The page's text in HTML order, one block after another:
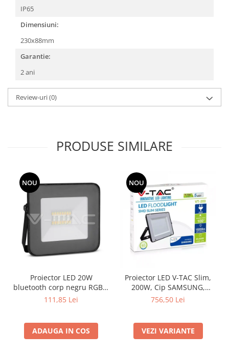
IP65
Dimensiuni:
230x88mm
Garantie:
2 ani
Review-uri(0)
PRODUSE SIMILARE
NOU
Proiector LED 20W
bluetooth corp negru RGB +
lumină Rece
111,85 Lei
ADAUGA IN COS
NOU
Proiector LED V-TAC Slim,
200W, Cip SAMSUNG,
80lm/w, 16000lm
756,50 Lei
VEZI VARIANTE